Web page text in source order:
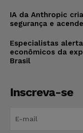
IA da Anthropic
segurança e
Especialistas
econômicos da
Brasil
Inscreva-se